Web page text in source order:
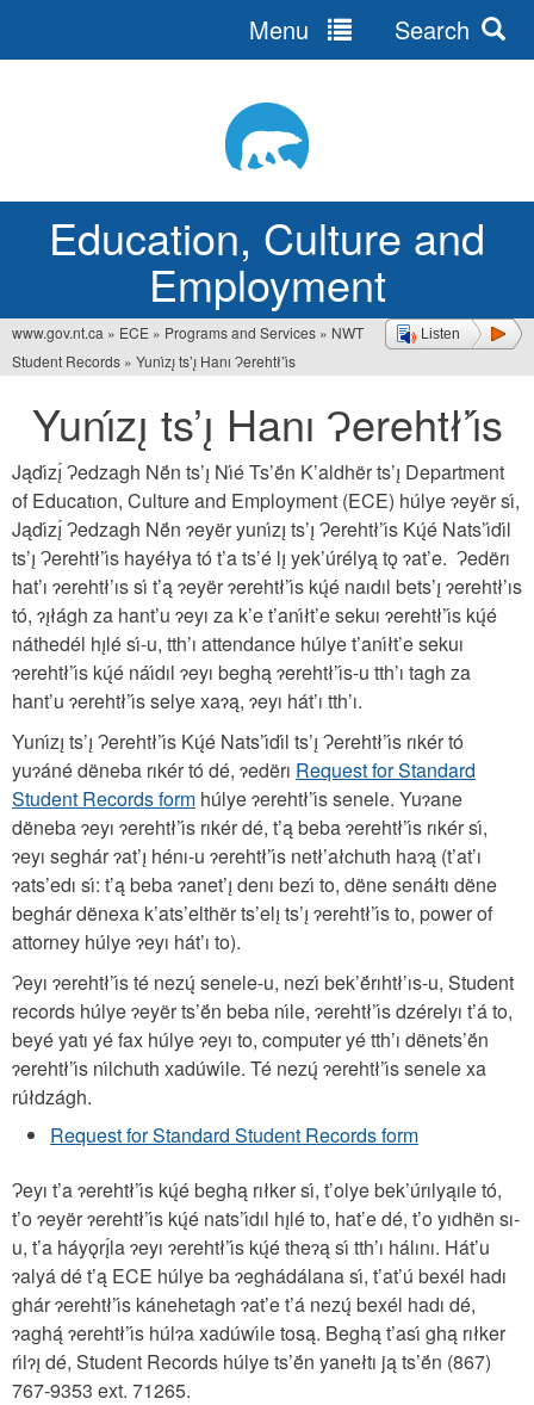
Education, Culture and
Employment
Menu Search
Listen
You
are
here
www.gov.nt.ca » ECE » Programs and Services » NWT
Student Records » Yunı́zı̨ ts’ı̨ Hanı Ɂerehtł’ı́s
Yunı́zı̨ ts’ı̨ Hanı Ɂerehtł’ı́s
Jądı́zı̨́ Ɂedzagh Në́n ts’ı̨ Nı́é Ts’ë́n K’aldhër ts’ı̨ Department
of Educatıon, Culture and Employment (ECE) húlye ɂeyër sı́,
Jądı́zı̨́ Ɂedzagh Në́n ɂeyër yunı́zı̨ ts’ı̨ Ɂerehtł’ı́s Kų́é Nats’ı́dı́l
ts’ı̨ Ɂerehtł’ı́s hayéłya tó t’a ts’é lı̨ yek’úrélyą tǫ ɂat’e. Ɂedërı
hat’ı ɂerehtł’ıs sı́ t’ą ɂeyër ɂerehtł’ı́s kų́é naıdıl bets’ı̨ ɂerehtł’ıs
tó, ɂı̨łágh za hant’u ɂeyı za k’e t’anı́łt’e sekuı ɂerehtł’ı́s kų́é
náthedél hı̨lé sı́-u, tth’ı attendance húlye t’anı́łt’e sekuı
ɂerehtł’ı́s kų́é náı́dıl ɂeyı beghą ɂerehtł’ı́s-u tth’ı tagh za
hant’u ɂerehtł’ı́s selye xaɂą, ɂeyı hát’ı tth’ı.
Yunı́zı̨ ts’ı̨ Ɂerehtł’ı́s Kų́é Nats’ı́dı́l ts’ı̨ Ɂerehtł’ı́s rıkér tó
yuɂáné dëneba rıkér tó dé, ɂedërı Request for Standard
Student Records form húlye ɂerehtł’ı́s senele. Yuɂane
dëneba ɂeyı ɂerehtł’ı́s rıkér dé, t’ą beba ɂerehtł’ı́s rıkér sı́,
ɂeyı seghár ɂat’ı̨ hénı-u ɂerehtł’ı́s netł’ałchuth haɂą (t’at’ı
ɂats’edı sı́: t’ą beba ɂanet’ı̨ denı bezı́ to, dëne senáłtı dëne
beghár dënexa k’ats’elthër ts’elı̨ ts’ı̨ ɂerehtł’ı́s to, power of
attorney húlye ɂeyı hát’ı to).
Ɂeyı ɂerehtł’ı́s té nezų́ senele-u, nezı́ bek’ë́rıhtł’ıs-u, Student
records húlye ɂeyër ts’ë́n beba nı́le, ɂerehtł’ı́s dzérelyı t’á to,
beyé yatı yé fax húlye ɂeyı to, computer yé tth’ı dënets’ë́n
ɂerehtł’ı́s nı́lchuth xadúwı́le. Té nezų́ ɂerehtł’ı́s senele xa
rúłdzágh.
Request for Standard Student Records form
Ɂeyı t’a ɂerehtł’ı́s kų́é beghą rıłker sı́, t’olye bek’úrılyąıle tó,
t’o ɂeyër ɂerehtł’ı́s kų́é nats’ı́dıl hı̨lé to, hat’e dé, t’o yıdhën sı-
u, t’a háyǫrı̨́la ɂeyı ɂerehtł’ı́s kų́é theɂą sı́ tth’ı hálını. Hát’u
ɂalyá dé t’ą ECE húlye ba ɂeghádálana sı́, t’at’ú bexél hadı
ghár ɂerehtł’ı́s kánehetagh ɂat’e t’á nezų́ bexél hadı dé,
ɂaghą́ ɂerehtł’ı́s húlɂa xadúwı́le tosą. Beghą t’ası́ ghą rıłker
rı́lɂı̨ dé, Student Records húlye ts’ë́n yanełtı ją ts’ë́n (867)
767-9353 ext. 71265.